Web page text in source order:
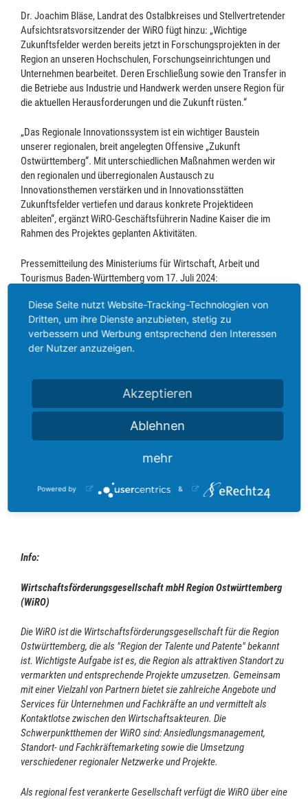
Dr. Joachim Bläse, Landrat des Ostalbkreises und Stellvertretender
Aufsichtsratsvorsitzender der WiRO fügt hinzu: „Wichtige
Zukunftsfelder werden bereits jetzt in Forschungsprojekten in der
Region an unseren Hochschulen, Forschungseinrichtungen und
Unternehmen bearbeitet. Deren Erschließung sowie den Transfer in
die Betriebe aus Industrie und Handwerk werden unsere Region für
die aktuellen Herausforderungen und die Zukunft rüsten.“
„Das Regionale Innovationssystem ist ein wichtiger Baustein
unserer regionalen, breit angelegten Offensive „Zukunft
Ostwürttemberg“. Mit unterschiedlichen Maßnahmen werden wir
den regionalen und überregionalen Austausch zu
Innovationsthemen verstärken und in Innovationsstätten
Zukunftsfelder vertiefen und daraus konkrete Projektideen
ableiten“, ergänzt WiRO-Geschäftsführerin Nadine Kaiser die im
Rahmen des Projektes geplanten Aktivitäten.
Pressemitteilung des Ministeriums für Wirtschaft, Arbeit und
Tourismus Baden-Württemberg vom 17. Juli 2024:
oeffentlichkeitsarbeit/pressemitteilung/pid/regionale-
innovationssysteme
Bildunterschrift: Ministerialdirektor Michael Kleiner überreicht dem
WiRO-Aufsichtsratsvorsitzenden Landrat Peter Polta sowie der
Wirtschaftsbeauftragten des Ostalbkreises Andrea Hahn und WiRO-
Geschäftsführerin Nadine Kaiser den Zuwendungsbescheid für die
Förderung des Projektes „Regionales Innovationssystem
Bildquelle
: Ministerium für Wirtschaft, Arbeit und Tourismus Baden-
Info:
Wirtschaftsförderungsgesellschaft mbH Region Ostwürttemberg
(WiRO)
Die WiRO ist die Wirtschaftsförderungsgesellschaft für die Region
Ostwürttemberg, die als "Region der Talente und Patente" bekannt
ist. Wichtigste Aufgabe ist es, die Region als attraktiven Standort zu
vermarkten und entsprechende Projekte umzusetzen. Gemeinsam
mit einer Vielzahl von Partnern bietet sie zahlreiche Angebote und
Services für Unternehmen und Fachkräfte an und vermittelt als
Kontaktlotse zwischen den Wirtschaftsakteuren. Die
Schwerpunktthemen der WiRO sind: Ansiedlungsmanagement,
Standort- und Fachkräftemarketing sowie die Umsetzung
verschiedener regionaler Netzwerke und Projekte.
Als regional fest verankerte Gesellschaft verfügt die WiRO über eine
Diese Seite nutzt Website-Tracking-Technologien von
Dritten, um ihre Dienste anzubieten, stetig zu
verbessern und Werbung entsprechend den Interessen
der Nutzer anzuzeigen.
Akzeptieren
Ablehnen
mehr
Powered by &